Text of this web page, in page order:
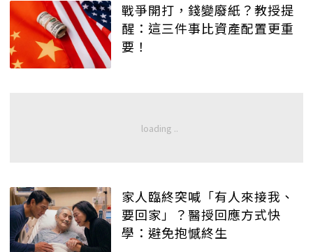
戰爭開打，錢變廢紙？教授提
醒：這三件事比資產配置更重
要！
家人臨終突喊「有人來接我、
要回家」？醫授回應方式快
學：避免抱憾終生